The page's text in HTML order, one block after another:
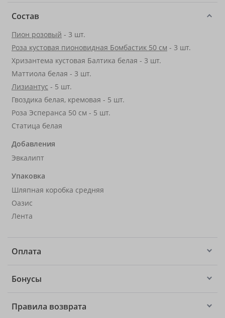
Состав
Пион розовый - 3 шт.
Роза кустовая пионовидная Бомбастик 50 см - 3 шт.
Хризантема кустовая Балтика белая - 3 шт.
Маттиола белая - 3 шт.
Лизиантус - 5 шт.
Гвоздика белая, кремовая - 5 шт.
Роза Эсперанса 50 см - 5 шт.
Статица белая
Добавления
Эвкалипт
Упаковка
Шляпная коробка средняя
Оазис
Лента
Оплата
Бонусы
Правила возврата